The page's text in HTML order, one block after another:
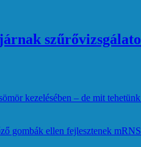
kezelésében – de mit
gombák ellen fejlesztenek